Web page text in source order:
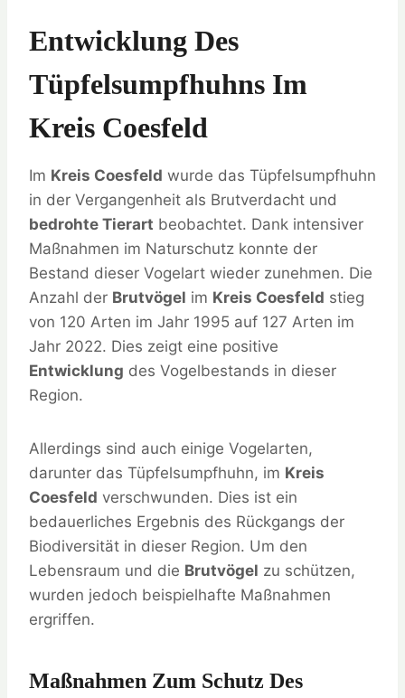
Entwicklung Des
Tüpfelsumpfhuhns Im
Kreis Coesfeld
Im Kreis Coesfeld wurde das Tüpfelsumpfhuhn
in der Vergangenheit als Brutverdacht und
bedrohte Tierart beobachtet. Dank intensiver
Maßnahmen im Naturschutz konnte der
Bestand dieser Vogelart wieder zunehmen. Die
Anzahl der Brutvögel im Kreis Coesfeld stieg
von 120 Arten im Jahr 1995 auf 127 Arten im
Jahr 2022. Dies zeigt eine positive
Entwicklung des Vogelbestands in dieser
Region.
Allerdings sind auch einige Vogelarten,
darunter das Tüpfelsumpfhuhn, im Kreis
Coesfeld verschwunden. Dies ist ein
bedauerliches Ergebnis des Rückgangs der
Biodiversität in dieser Region. Um den
Lebensraum und die Brutvögel zu schützen,
wurden jedoch beispielhafte Maßnahmen
ergriffen.
Maßnahmen Zum Schutz Des